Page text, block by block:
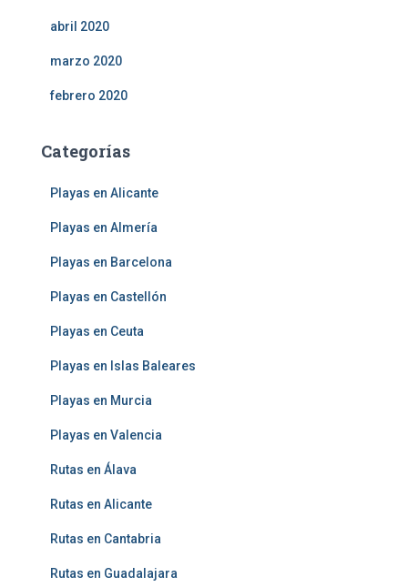
abril 2020
marzo 2020
febrero 2020
Categorías
Playas en Alicante
Playas en Almería
Playas en Barcelona
Playas en Castellón
Playas en Ceuta
Playas en Islas Baleares
Playas en Murcia
Playas en Valencia
Rutas en Álava
Rutas en Alicante
Rutas en Cantabria
Rutas en Guadalajara